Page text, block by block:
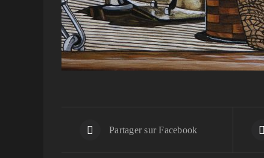
Partager sur Facebook